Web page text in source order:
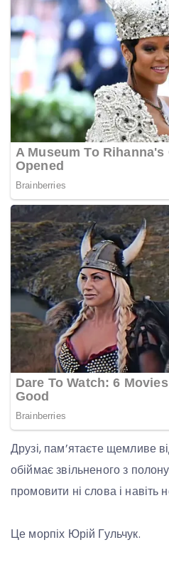
Друзі, пам’ятаєте щемливе
обіймає звільненого з
промовити ні слова і навіть
Це морпіх Юрій Гульчук.